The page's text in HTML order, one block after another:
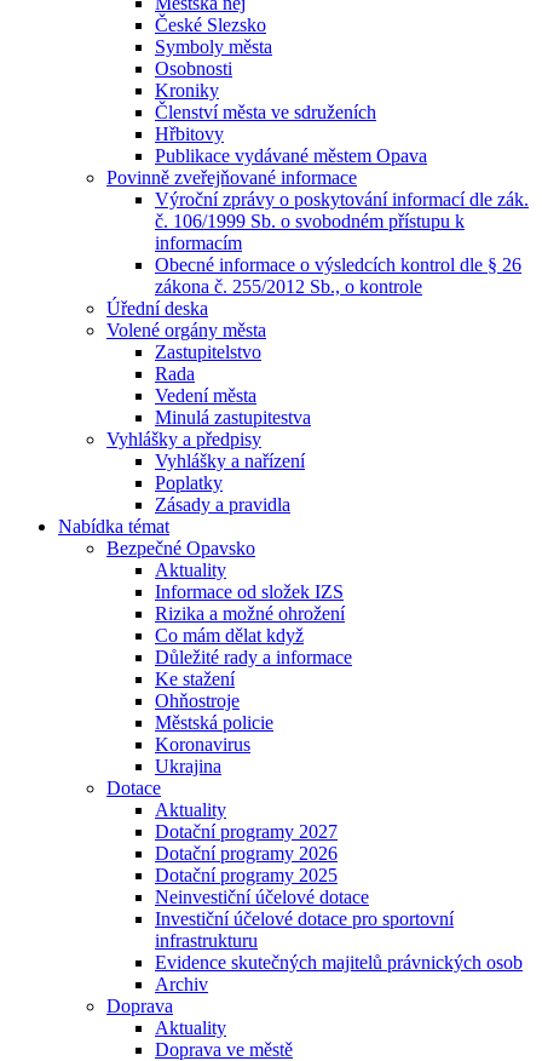
České Slezsko
Symboly města
Osobnosti
Kroniky
Členství města ve sdruženích
Hřbitovy
Publikace vydávané městem Opava
Povinně zveřejňované informace
Výroční zprávy o poskytování informací dle zák.
č. 106/1999 Sb. o svobodném přístupu k
informacím
Obecné informace o výsledcích kontrol dle § 26
zákona č. 255/2012 Sb., o kontrole
Úřední deska
Volené orgány města
Zastupitelstvo
Rada
Vedení města
Minulá zastupitestva
Vyhlášky a předpisy
Vyhlášky a nařízení
Poplatky
Zásady a pravidla
Nabídka témat
Bezpečné Opavsko
Aktuality
Informace od složek IZS
Rizika a možné ohrožení
Co mám dělat když
Důležité rady a informace
Ke stažení
Ohňostroje
Městská policie
Koronavirus
Ukrajina
Dotace
Aktuality
Dotační programy 2027
Dotační programy 2026
Dotační programy 2025
Neinvestiční účelové dotace
Investiční účelové dotace pro sportovní
infrastrukturu
Evidence skutečných majitelů právnických osob
Archiv
Doprava
Aktuality
Doprava ve městě